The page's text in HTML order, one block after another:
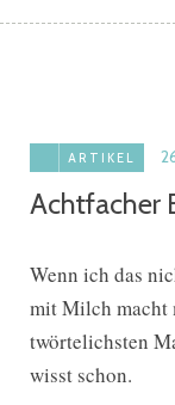
ARTIKEL
Achtfacher
Wenn ich das
mit Milch macht
twörtelichsten
wisst schon.